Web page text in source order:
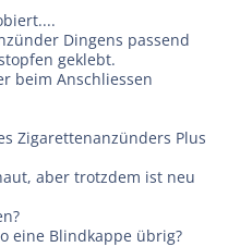
Dingens passend
geklebt.
beim Anschliessen
Zigarettenanzünders Plus
aber trotzdem ist neu
eine Blindkappe übrig?